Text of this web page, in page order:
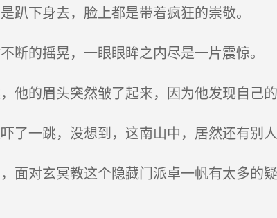
下身去，脸上都是带着疯狂的崇敬。
的摇晃，一眼眼眸之内尽是一片震惊。
的眉头突然皱了起来，因为他发现自己
一跳，没想到，这南山中，居然还有别人
面对玄冥教这个隐藏门派卓一帆有太多的